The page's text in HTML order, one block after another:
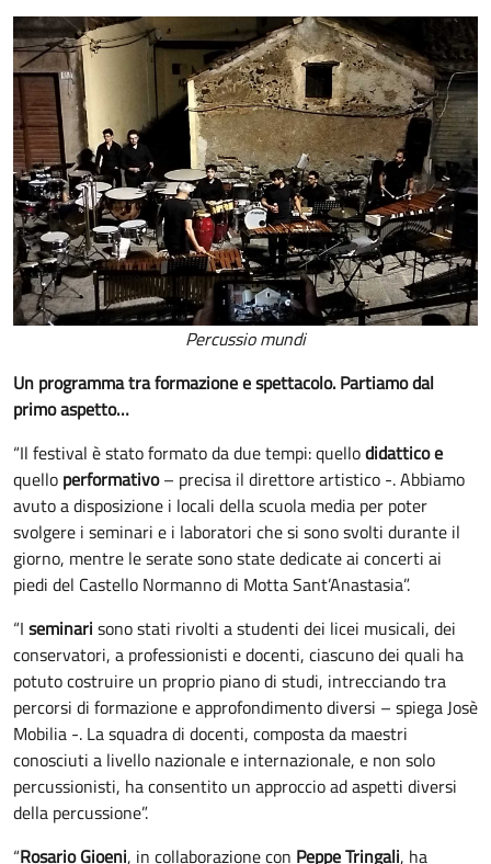
Percussio mundi
Un programma tra formazione e spettacolo. Partiamo dal
primo aspetto…
“Il festival è stato formato da due tempi: quellodidattico e
quello performativo– precisa il direttore artistico -. Abbiamo
avuto a disposizione i locali della scuola media per poter
svolgere i seminari e i laboratori che si sono svolti durante il
giorno, mentre le serate sono state dedicate ai concerti ai
piedi del Castello Normanno di Motta Sant’Anastasia”.
“I seminari sono stati rivolti a studenti dei licei musicali, dei
conservatori, a professionisti e docenti, ciascuno dei quali ha
potuto costruire un proprio piano di studi, intrecciando tra
percorsi di formazione e approfondimento diversi – spiega Josè
Mobilia -. La squadra di docenti, composta da maestri
conosciuti a livello nazionale e internazionale, e non solo
percussionisti, ha consentito un approccio ad aspetti diversi
della percussione”.
“Rosario Gioeni, in collaborazione con Peppe Tringali, ha